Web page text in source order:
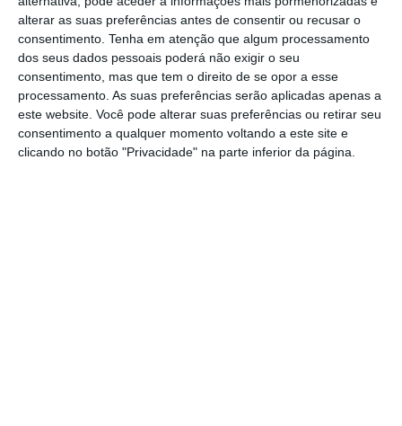
alterar as suas preferências antes de consentir ou recusar o
consentimento. Tenha em atenção que algum processamento
dos seus dados pessoais poderá não exigir o seu
consentimento, mas que tem o direito de se opor a esse
processamento. As suas preferências serão aplicadas apenas a
este website. Você pode alterar suas preferências ou retirar seu
consentimento a qualquer momento voltando a este site e
clicando no botão "Privacidade" na parte inferior da página.
partidos políticos, nomeadamente do Partido
Socialista.
Salientando que o ataque e a confusão em
nada contribuem para o normal
funcionamento do debate democrático, a